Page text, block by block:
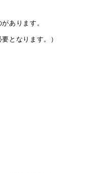
あります。
となります。）